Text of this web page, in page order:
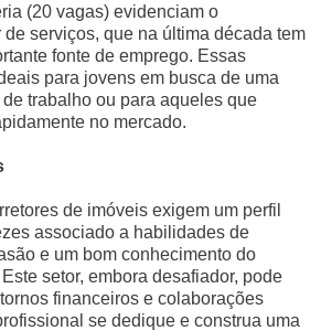
(20 vagas) evidenciam o
serviços, que na última década tem
fonte de emprego. Essas
para jovens em busca de uma
trabalho ou para aqueles que
no mercado.
de imóveis exigem um perfil
associado a habilidades de
e um bom conhecimento do
setor, embora desafiador, pode
financeiros e colaborações
se dedique e construa uma